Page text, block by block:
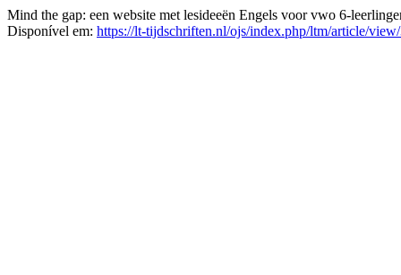
Mind the gap: een website met lesideeën Engels voor vwo 6-
Disponível em: https://lt-tijdschriften.nl/ojs/index.php/ltm/article/